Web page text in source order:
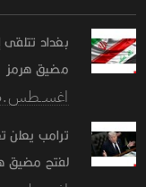
بغداد تتلقى
مضيق هرمز
03 اغســطس.2026 - 1:11
ترامب يعلن
لفتح مضيق